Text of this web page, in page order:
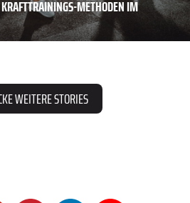
METHODEN IM
WEITERE STORIES